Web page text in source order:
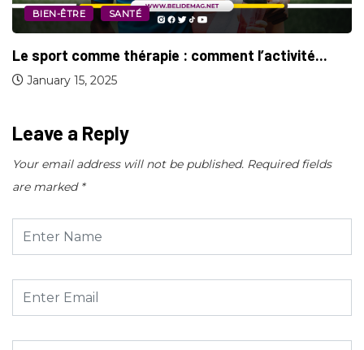
BIEN-ÊTRE SANTÉ
Le sport comme thérapie : comment l’activité...
January 15, 2025
Leave a Reply
Your email address will not be published. Required fields
are marked *